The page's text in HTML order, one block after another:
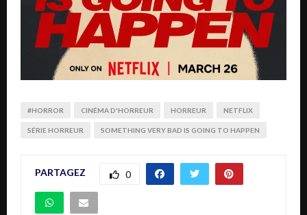
#HORROR CINÉMA D'HORREUR HORREUR NETFLIX
SÉRIE HORREUR SOMETHING VERY BAD IS GOING TO HAPPEN
PARTAGEZ 0